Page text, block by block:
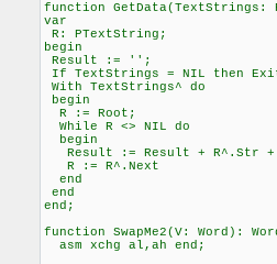
function
var
R: PTextString;
begin
Result := '';
If TextStrings = NIL then
With TextStrings^ do
begin
R := Root;
While R <> NIL do
begin
Result := Result + R^.Str +
R := R^.Next
end
end
end;
function SwapMe2(V: Word):
asm xchg al,ah end;